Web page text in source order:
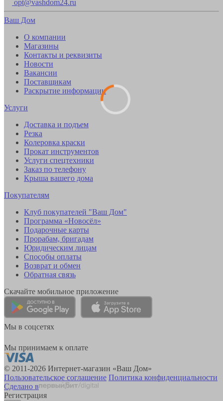
opt@vashdom24.ru
Ваш Дом
О компании
Магазины
Контакты и реквизиты
Новости
Вакансии
Поставщикам
Раскрытие информации
Услуги
Доставка и подъем
Резка
Колеровка краски
Прокат инструментов
Услуги спецтехники
Заказ по телефону
Крыша вашего дома
Покупателям
Клуб покупателей "Ваш Дом"
Программа «Новосёл»
Подарочные карты
Прорабам, бригадам
Юридическим лицам
Способы оплаты
Возврат и обмен
Обратная связь
Скачайте мобильное приложение
Мы в соцсетях
Мы принимаем к оплате
© 2011-2026 Интернет-магазин «Ваш Дом»
Пользовательское соглашение Политика конфиденциальности
Сделано в
Регистрация